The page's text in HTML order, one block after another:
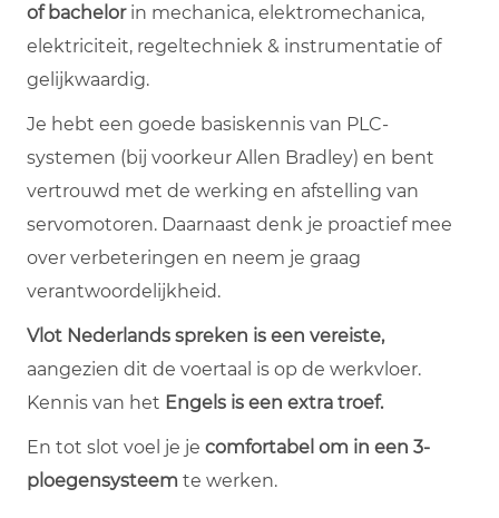
of bachelorin mechanica, elektromechanica,
elektriciteit, regeltechniek & instrumentatie of
gelijkwaardig.
Je hebt een goede basiskennis van PLC-
systemen (bij voorkeur Allen Bradley) en bent
vertrouwd met de werking en afstelling van
servomotoren. Daarnaast denk je proactief mee
over verbeteringen en neem je graag
verantwoordelijkheid.
Vlot Nederlands spreken is een vereiste,
aangezien dit de voertaal is op de werkvloer.
Kennis van het Engels is een extra troef.
En tot slot voel je je comfortabel om in een 3-
ploegensysteem te werken.